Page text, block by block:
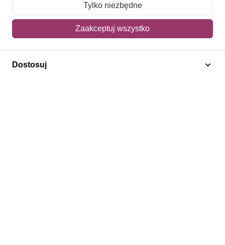
Mój koszyk
Adres dostawy
Tylko niezbędne
Zaakceptuj wszystko
Dostosuj